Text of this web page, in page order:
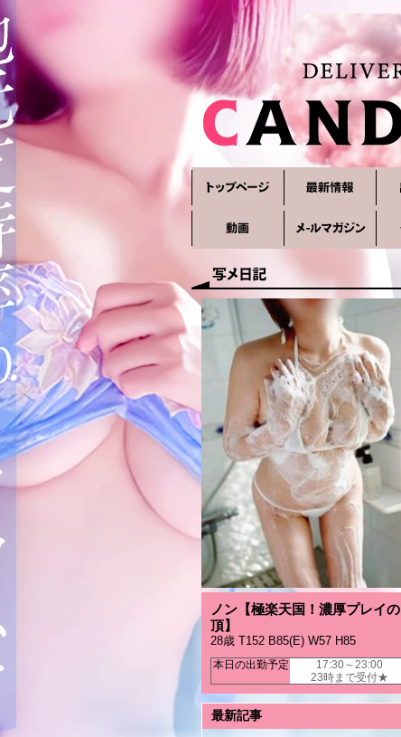
ノン【極楽天国！濃厚プレイの
頂】
28歳 T152 B85(E) W57 H85
本日の出勤予定
17:30～23:00
23時まで受付★
最新記事